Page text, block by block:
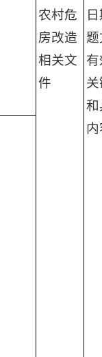
农村危
房改造
相关文
件
和